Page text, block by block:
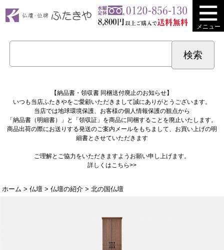
メニュー
【納品書・領収書 同梱送付廃止のお知らせ】
いつも当店ふたきやをご愛顧いただきまして誠にありがとうございます。
当店では地球環境保護、お客様の個人情報保護の観点から
「納品書（明細書）」と「領収証」を商品に同梱することを廃止いたします。
商品出荷の際にお送りする発送のご案内メールをもちまして、お買い上げの明
細書とさせていただきます
ご理解とご協力をいただきますようお願い申し上げます。
詳しくはこちら>>
ホーム >仏壇 >仏壇の紹介 > 北の国仏壇